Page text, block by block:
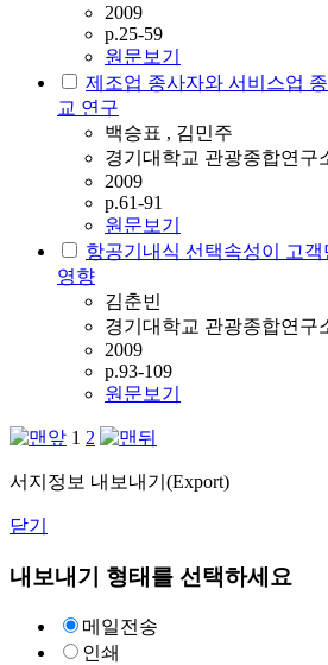
2009
p.25-59
원문보기
제조업 종사자와 서비스업
교 연구
백승표 , 김민주
경기대학교 관광종합연구
2009
p.61-91
원문보기
항공기내식 선택속성이 고
영향
김춘빈
경기대학교 관광종합연구
2009
p.93-109
원문보기
1 2
서지정보 내보내기(Export)
닫기
내보내기 형태를 선택하세요
메일전송
인쇄